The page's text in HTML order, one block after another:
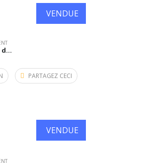
VENDUE
63 Route de Bazas, Langon, France
PARTAGEZ CECI
VENDUE